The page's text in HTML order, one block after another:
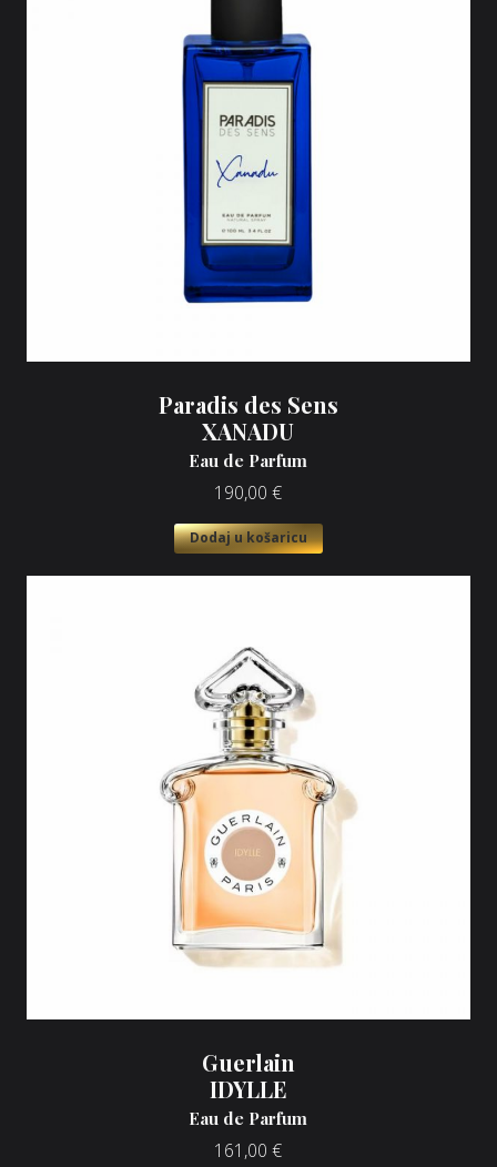
Paradis des Sens
XANADU
Eau de Parfum
190,00 €
Dodaj u košaricu
Guerlain
IDYLLE
Eau de Parfum
161,00 €